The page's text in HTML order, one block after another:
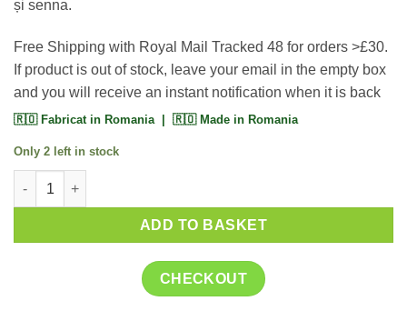
și senna.
Free Shipping with Royal Mail Tracked 48 for orders >£30.
If product is out of stock, leave your email in the empty box
and you will receive an instant notification when it is back
🇷🇴 Fabricat in Romania | 🇷🇴 Made in Romania
Only 2 left in stock
Dacia Plant Bitter cu Ganoderma 50 plante 500ML quantity
ADD TO BASKET
CHECKOUT